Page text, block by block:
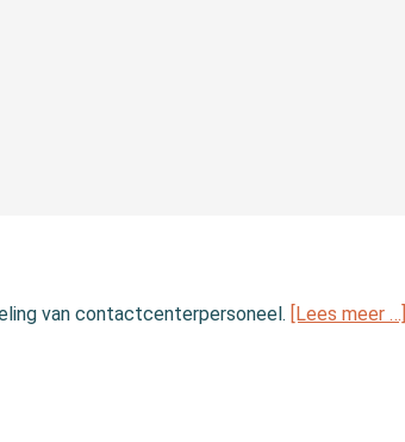
van contactcenterpersoneel. [Lees meer …]